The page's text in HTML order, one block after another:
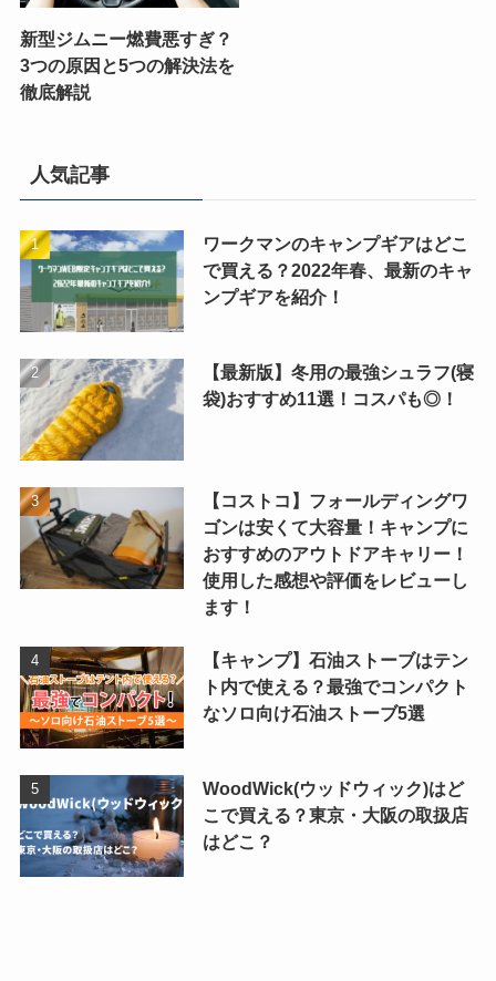
新型ジムニー燃費悪すぎ？
3つの原因と5つの解決法を
徹底解説
人気記事
ワークマンのキャンプギアはどこ
で買える？2022年春、最新のキャ
ンプギアを紹介！
【最新版】冬用の最強シュラフ(寝
袋)おすすめ11選！コスパも◎！
【コストコ】フォールディングワ
ゴンは安くて大容量！キャンプに
おすすめのアウトドアキャリー！
使用した感想や評価をレビューし
ます！
【キャンプ】石油ストーブはテン
ト内で使える？最強でコンパクト
なソロ向け石油ストーブ5選
WoodWick(ウッドウィック)はど
こで買える？東京・大阪の取扱店
はどこ？